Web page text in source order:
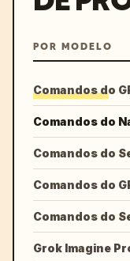
POR MODELO
Comandos do
Comandos do
Comandos do
Comandos do
Comandos do
Grok Imagine